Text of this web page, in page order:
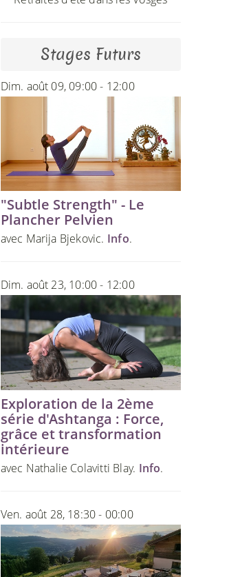
Stages Futurs
Dim. août 09, 09:00 - 12:00
"Subtle Strength" - Le
Plancher Pelvien
avec Marija Bjekovic. Info.
Dim. août 23, 10:00 - 12:00
Exploration de la 2ème
série d'Ashtanga : Force,
grâce et transformation
intérieure
avec Nathalie Colavitti Blay. Info.
Ven. août 28, 18:30 - 00:00